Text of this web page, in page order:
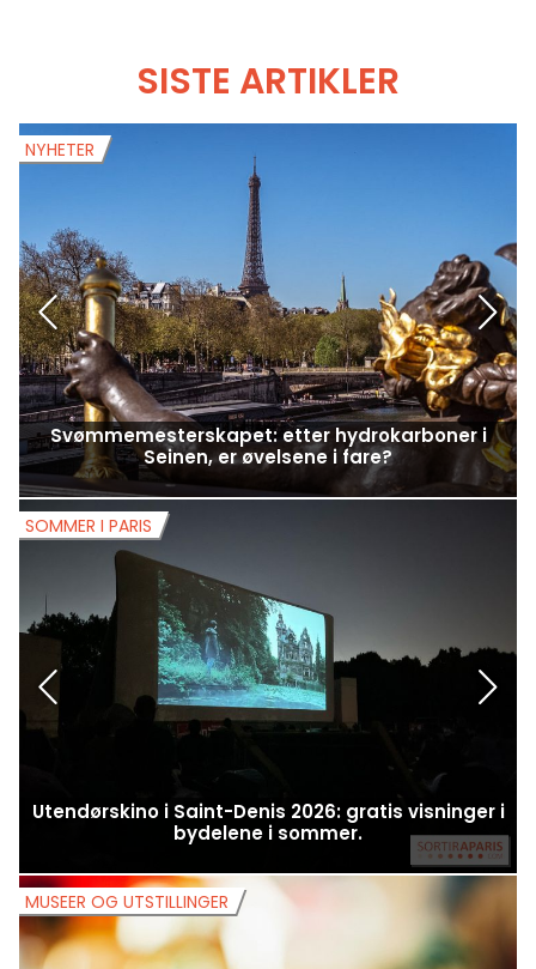
SISTE ARTIKLER
Svømmemesterskapet: etter hydrokarboner i
Seinen, er øvelsene i fare?
NYHETER
Utendørskino i Saint-Denis 2026: gratis visninger i
bydelene i sommer.
SOMMER I PARIS
MUSEER OG UTSTILLINGER